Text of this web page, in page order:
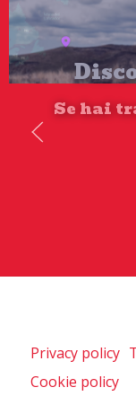
Privacy policy
Cookie policy